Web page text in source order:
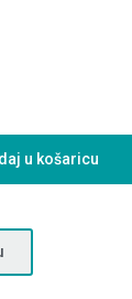
u košaricu